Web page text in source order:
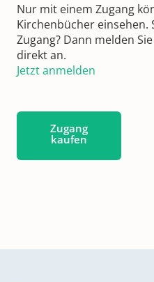
Nur mit einem Zugang
Kirchenbücher einsehen.
Zugang? Dann melden
direkt an.
Jetzt anmelden
Zugang
kaufen